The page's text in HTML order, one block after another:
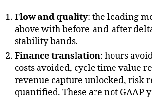
Flow and quality: the leading
above with before-and-after
stability bands.
Finance translation: hours
costs avoided, cycle time value
revenue capture unlocked, risk
quantified. These are not GAAP